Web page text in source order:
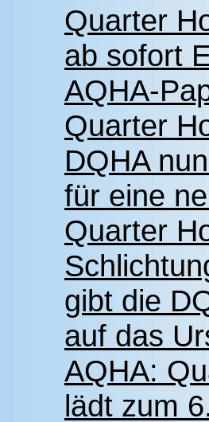
Quarter
ab sofort
AQHA-
Quarter
DQHA
für eine
Quarter
gibt die
auf das
AQHA:
lädt zum